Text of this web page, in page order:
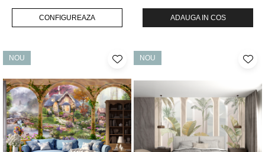
CONFIGUREAZA ADAUGA IN COS
NOU NOU